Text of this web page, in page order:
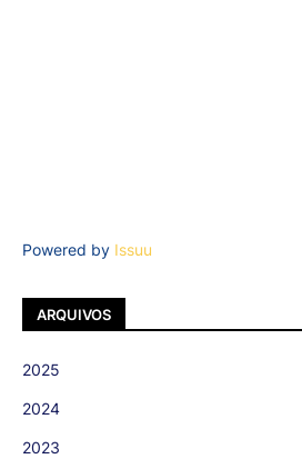
Powered by Issuu
ARQUIVOS
2025
2024
2023